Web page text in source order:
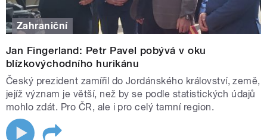
Zahraniční
Jan Fingerland: Petr Pavel pobývá v oku
blízkovýchodního hurikánu
Český prezident zamířil do Jordánského království, země,
jejíž význam je větší, než by se podle statistických údajů
mohlo zdát. Pro ČR, ale i pro celý tamní region.